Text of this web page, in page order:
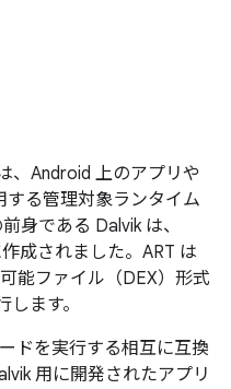
、Android 上のアプリや
る管理対象ランタイム
身である Dalvik は、
成されました。ART は
能ファイル（DEX）形式
ます。
ドを実行する相互に互換
用に開発されたアプリ